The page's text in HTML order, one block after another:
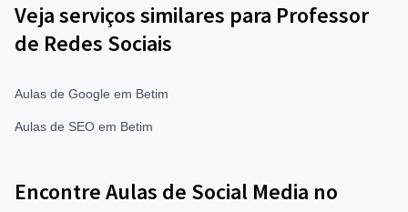
Veja serviços similares para Professor
de Redes Sociais
Aulas de Google em Betim
Aulas de SEO em Betim
Encontre Aulas de Social Media no